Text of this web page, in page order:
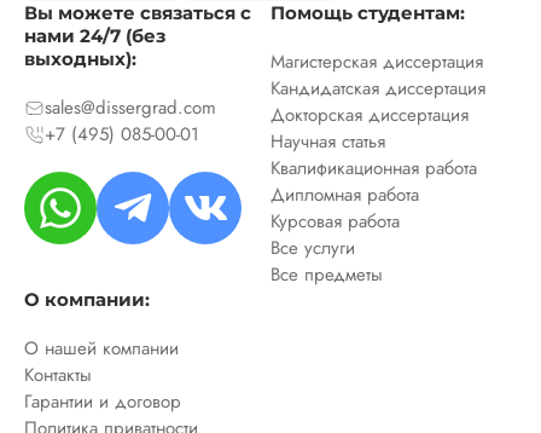
Вы можете связаться с
нами 24/7 (без
выходных):
sales@dissergrad.com
+7 (495) 085-00-01
Помощь студентам:
Магистерская диссертация
Кандидатская диссертация
Докторская диссертация
Научная статья
Квалификационная работа
Дипломная работа
Курсовая работа
Все услуги
Все предметы
О компании:
О нашей компании
Контакты
Гарантии и договор